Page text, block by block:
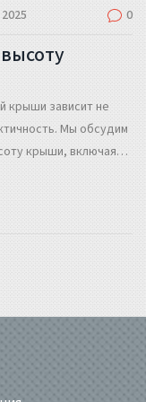
0
крыши зависит не
Мы обсудим
крыши, включая
о том, как
крыша стояла